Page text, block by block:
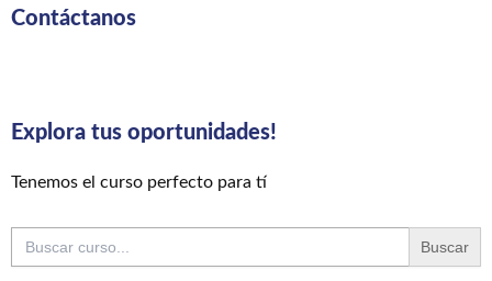
Contáctanos
Explora tus oportunidades!
Tenemos el curso perfecto para tí
Buscar: